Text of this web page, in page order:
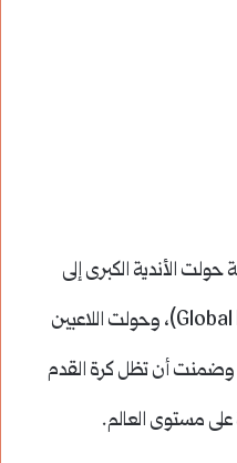
الأندية الكبرى إلى
مؤسسات تجارية عالمية (Global Brands)، وحولت اللاعبين
وضمنت أن تظل كرة القدم
على مستوى العالم.